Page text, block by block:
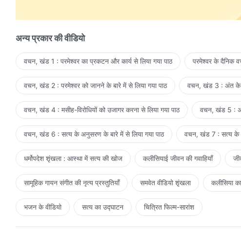
एक सृजित प्राणी के रूप में अपना कर्तव्य निभाता है, वह परमेश्वर से जो पाता
चीजें हैं।
अन्य प्रकार की वीडियो
वचन, खंड 1 : परमेश्वर का प्रकटन और कार्य से लिया गया पाठ परमेश्वर के दैनिक
वचन, खंड 2 : परमेश्वर को जानने के बारे में से लिया गया पाठ वचन, खंड 3 : अंत के
वचन, खंड 4 : मसीह-विरोधियों को उजागर करना से लिया गया पाठ वचन, खंड 5 :
वचन, खंड 6 : सत्य के अनुसरण के बारे में से लिया गया पाठ वचन, खंड 7 : सत्य के
धर्मोपदेश शृंखला : आस्था में सत्य की खोज कलीसियाई जीवन की गवाहियाँ
सामूहिक गायन संगीत की नृत्य प्रस्तुतियाँ समवेत वीडियो शृंखला कलीसिया
भजन के वीडियो सत्य का उद्घाटन चित्रित फिल्म-सारांश